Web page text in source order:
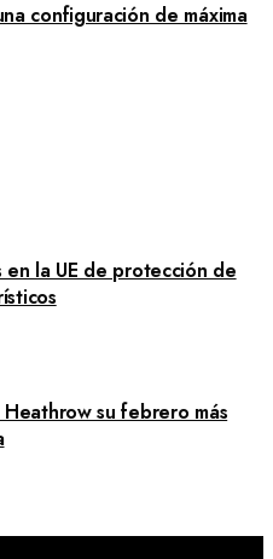
configuración de máxima
la UE de protección de
su febrero más